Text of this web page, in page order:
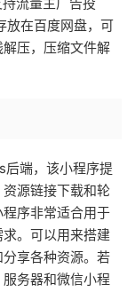
放在百度网盘，可
压，压缩文件解
端，该小程序提
源链接下载和轮
序非常适合用于
。可以用来搭建
享各种资源。若
务器和微信小程